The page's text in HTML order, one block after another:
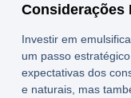
Considerações
Investir em
um passo
expectativas dos
e naturais, mas